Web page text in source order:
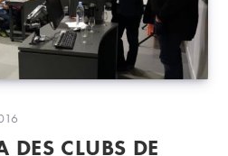
CLUBS DE